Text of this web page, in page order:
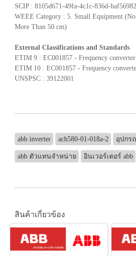
SCIP : 8105d671-49fa-4c1c-836d-
WEEE Category : 5. Small Equipment
More Than 50 cm)
External Classifications and Standards
ETIM 9 : EC001857 - Frequency
ETIM 10 : EC001857 - Frequency
UNSPSC : 39122001
abb inverter ach580-01-018a-2 อุปกร
abb ตัวแทนจำหน่าย อินเวอร์เตอร์ abb
สินค้าเกี่ยวข้อง